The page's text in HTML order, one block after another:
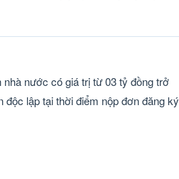
nước có giá trị từ 03 tỷ đồng trở
lập tại thời điểm nộp đơn đăng ký